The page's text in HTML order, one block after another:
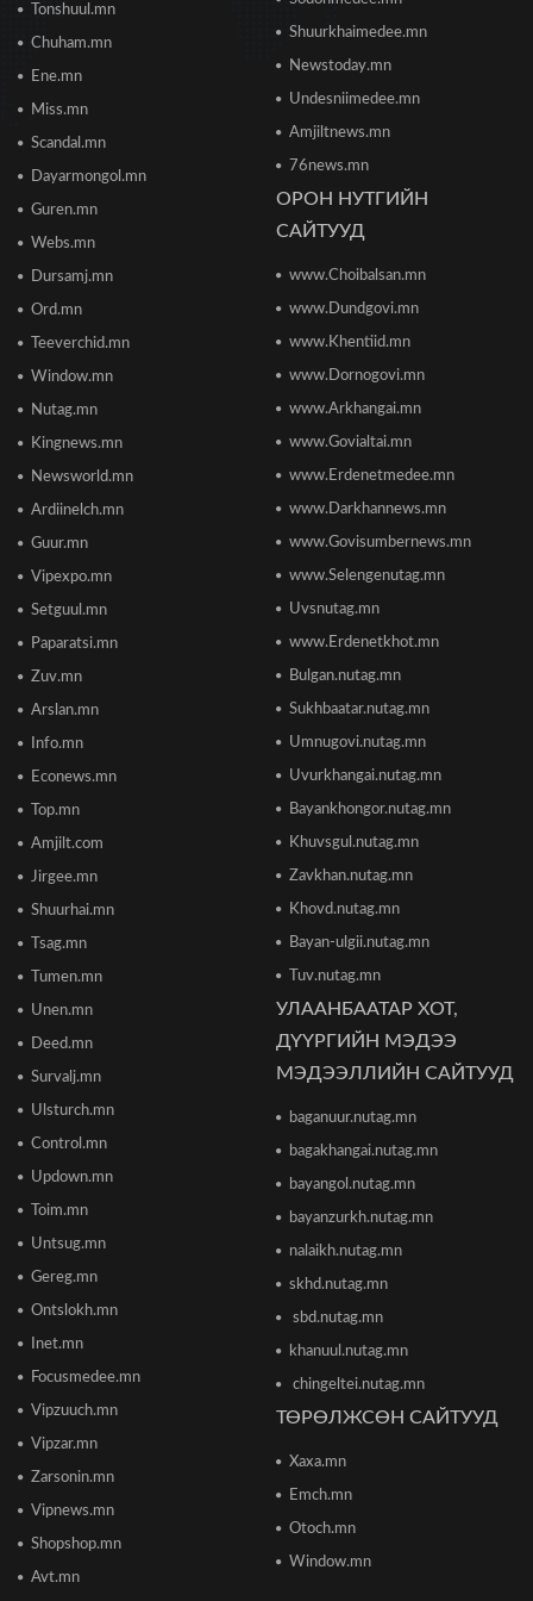
Б.Даваадалай: Уурхайн менежментээс
Сонсголгүй төрийн СОНСГОЛ-2
2026/06/19 10:17
Сонсголгүй төрийн СОНСГОЛ-2
Монгол Улсын дэлхийд өрсөлдөх чадвар 75
ТӨВҮҮДИЙН БАЙРШИЛ
2026/06/17 12:20
Отгонтэнгэр хайрханы тахилгад оролцохоор
ирж буй иргэдийн анхааралд
2026/06/16 15:28
Парламент хар тамхины хэргийн ялын
2026/06/16 15:49
Ши Жиньпин Монголд айлчилна
"The MongolZ" баг IEM Cologne Major-2026
тэмцээнийг гуравдугаар шатнаас өндөрлүүллээ
ТЦА: Согтуугаар автомашин жолоодож долоон
тээврийн хэрэгсэл мөргөсөн этгээдийг
2026/06/16 12:47
өсөлтийн төсөөллөө бууруулжээ
бодлогын хүүгээ өсгөжээ
2026/06/12 15:05
цацаж байгаа тул 10-14 хоног ойд чөлөөт
Улаанбаатар хотын инженер хангамжийн
Tonshuul.mn
Chuham.mn
Ene.mn
Miss.mn
Scandal.mn
Dayarmongol.mn
Guren.mn
Webs.mn
Dursamj.mn
Ord.mn
Teeverchid.mn
Window.mn
Nutag.mn
Kingnews.mn
Newsworld.mn
Ardiinelch.mn
Guur.mn
Vipexpo.mn
Setguul.mn
Paparatsi.mn
Zuv.mn
Arslan.mn
Info.mn
Econews.mn
Top.mn
Amjilt.com
Jirgee.mn
Shuurhai.mn
Tsag.mn
Tumen.mn
Unen.mn
Deed.mn
Survalj.mn
Ulsturch.mn
Control.mn
Updown.mn
Toim.mn
Untsug.mn
Gereg.mn
Ontslokh.mn
Inet.mn
Focusmedee.mn
Vipzuuch.mn
Vipzar.mn
Zarsonin.mn
Vipnews.mn
Shopshop.mn
Avt.mn
Shuurkhaimedee.mn
Newstoday.mn
Undesniimedee.mn
Amjiltnews.mn
76news.mn
ОРОН НУТГИЙН
САЙТУУД
www.Choibalsan.mn
www.Dundgovi.mn
www.Khentiid.mn
www.Dornogovi.mn
www.Arkhangai.mn
www.Govialtai.mn
www.Erdenetmedee.mn
www.Darkhannews.mn
www.Govisumbernews.mn
www.Selengenutag.mn
Uvsnutag.mn
www.Erdenetkhot.mn
Bulgan.nutag.mn
Sukhbaatar.nutag.mn
Umnugovi.nutag.mn
Uvurkhangai.nutag.mn
Bayankhongor.nutag.mn
Khuvsgul.nutag.mn
Zavkhan.nutag.mn
Khovd.nutag.mn
Bayan-ulgii.nutag.mn
Tuv.nutag.mn
УЛААНБААТАР ХОТ,
ДҮҮРГИЙН МЭДЭЭ
МЭДЭЭЛЛИЙН САЙТУУД
baganuur.nutag.mn
bagakhangai.nutag.mn
bayangol.nutag.mn
bayanzurkh.nutag.mn
nalaikh.nutag.mn
skhd.nutag.mn
sbd.nutag.mn
khanuul.nutag.mn
chingeltei.nutag.mn
ТӨРӨЛЖСӨН САЙТУУД
Xaxa.mn
Emch.mn
Otoch.mn
Window.mn